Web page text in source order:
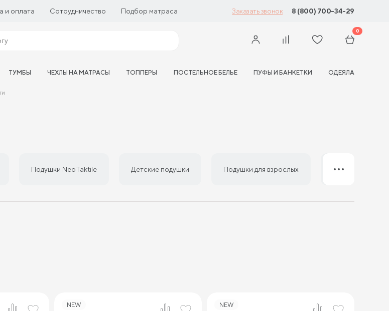
и оплата Сотрудничество Подбор матраса Заказать звонок 8 (800) 700-34-29
0
ТУМБЫ ЧЕХЛЫ НА МАТРАСЫ ТОППЕРЫ ПОСТЕЛЬНОЕ БЕЛЬЕ ПУФЫ И БАНКЕТКИ ОДЕЯЛА
Подушки NeoTaktile Детские подушки Подушки для взрослых Подушки 50 на
NEW NEW